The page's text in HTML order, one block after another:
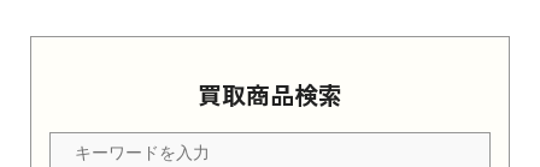
買取商品検索
Apple Watch Series 11 2025 新品買取価格はこ
ちら